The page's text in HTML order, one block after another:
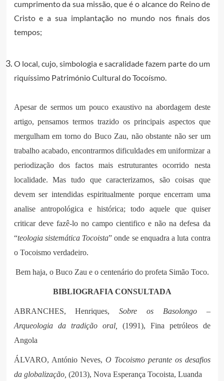
cumprimento da sua missão, que é o alcance do Reino de
Cristo e a sua implantação no mundo nos finais dos
tempos;
O local, cujo, simbologia e sacralidade fazem parte do um
riquíssimo Património Cultural do Tocoísmo.
Apesar de sermos um pouco exaustivo na abordagem deste
artigo, pensamos termos trazido os principais aspectos que
mergulham em torno do Buco Zau, não obstante não ser um
trabalho acabado, encontrarmos dificuldades em uniformizar a
periodização dos factos mais estruturantes ocorrido nesta
localidade. Mas tudo que caracterizamos, são coisas que
devem ser intendidas espiritualmente porque encerram uma
analise antropológica e histórica; todo aquele que quiser
criticar deve fazê-lo no campo cientifico e não na defesa da
“teologia sistemática Tocoista” onde se enquadra a luta contra
o Tocoismo verdadeiro.
Bem haja, o Buco Zau e o centenário do profeta Simão Toco.
BIBLIOGRAFIA CONSULTADA
ABRANCHES, Henriques,Sobre os Basolongo –
Arqueologia da tradição oral, (1991), Fina petróleos de
Angola
ÁLVARO, António Neves, O Tocoismo perante os desafios
da globalização, (2013), Nova Esperança Tocoista, Luanda